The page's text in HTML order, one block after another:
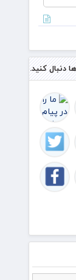
تنگه
هرمز در
آستانه
دنبال کنید.